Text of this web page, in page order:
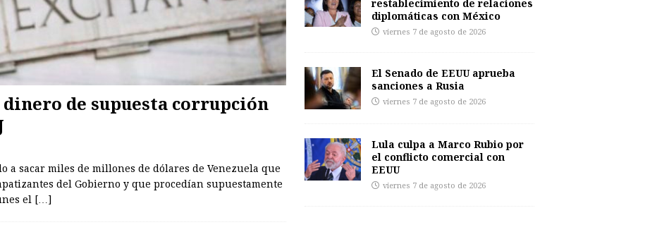
dinero de supuesta corrupción
a sacar miles de millones de dólares de Venezuela que
del Gobierno y que procedían supuestamente
el
[…]
restablecimiento de relaciones
diplomáticas con México
viernes 7 de agosto de 2026
El Senado de EEUU aprueba
sanciones a Rusia
viernes 7 de agosto de 2026
Lula culpa a Marco Rubio por
el conflicto comercial con
EEUU
viernes 7 de agosto de 2026